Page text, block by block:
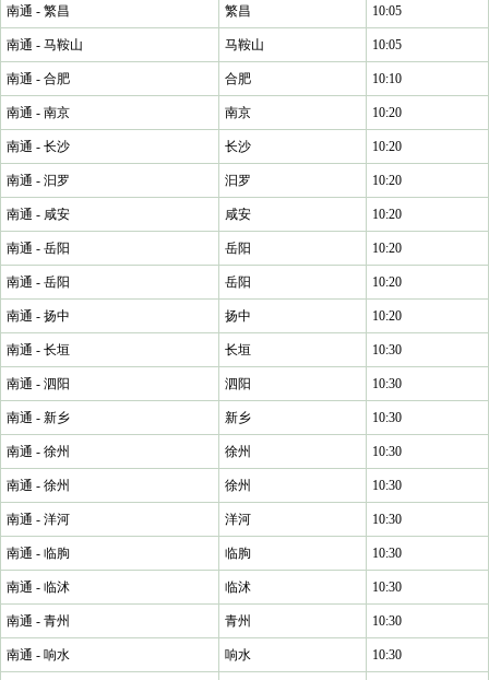
南通 - 繁昌 繁昌 10:05
南通 - 马鞍山 马鞍山 10:05
南通 - 合肥 合肥 10:10
南通 - 南京 南京 10:20
南通 - 长沙 长沙 10:20
南通 - 汩罗 汩罗 10:20
南通 - 咸安 咸安 10:20
南通 - 岳阳 岳阳 10:20
南通 - 岳阳 岳阳 10:20
南通 - 扬中 扬中 10:20
南通 - 长垣 长垣 10:30
南通 - 泗阳 泗阳 10:30
南通 - 新乡 新乡 10:30
南通 - 徐州 徐州 10:30
南通 - 徐州 徐州 10:30
南通 - 洋河 洋河 10:30
南通 - 临朐 临朐 10:30
南通 - 临沭 临沭 10:30
南通 - 青州 青州 10:30
南通 - 响水 响水 10:30